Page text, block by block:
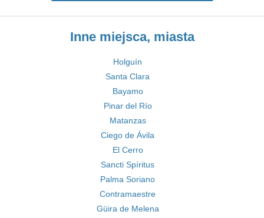
Inne miejsca, miasta
Holguín
Santa Clara
Bayamo
Pinar del Río
Matanzas
Ciego de Ávila
El Cerro
Sancti Spíritus
Palma Soriano
Contramaestre
Güira de Melena